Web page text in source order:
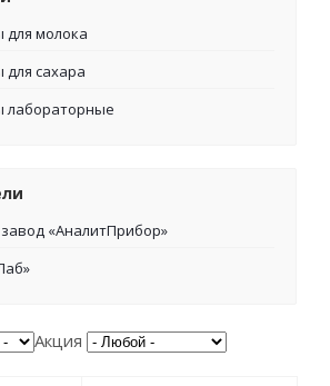
молока
сахара
лабораторные
«АналитПрибор»
Акция